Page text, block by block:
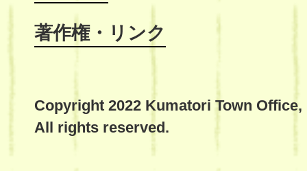
著作権・リンク
Copyright 2022 Kumatori Town Office,
All rights reserved.